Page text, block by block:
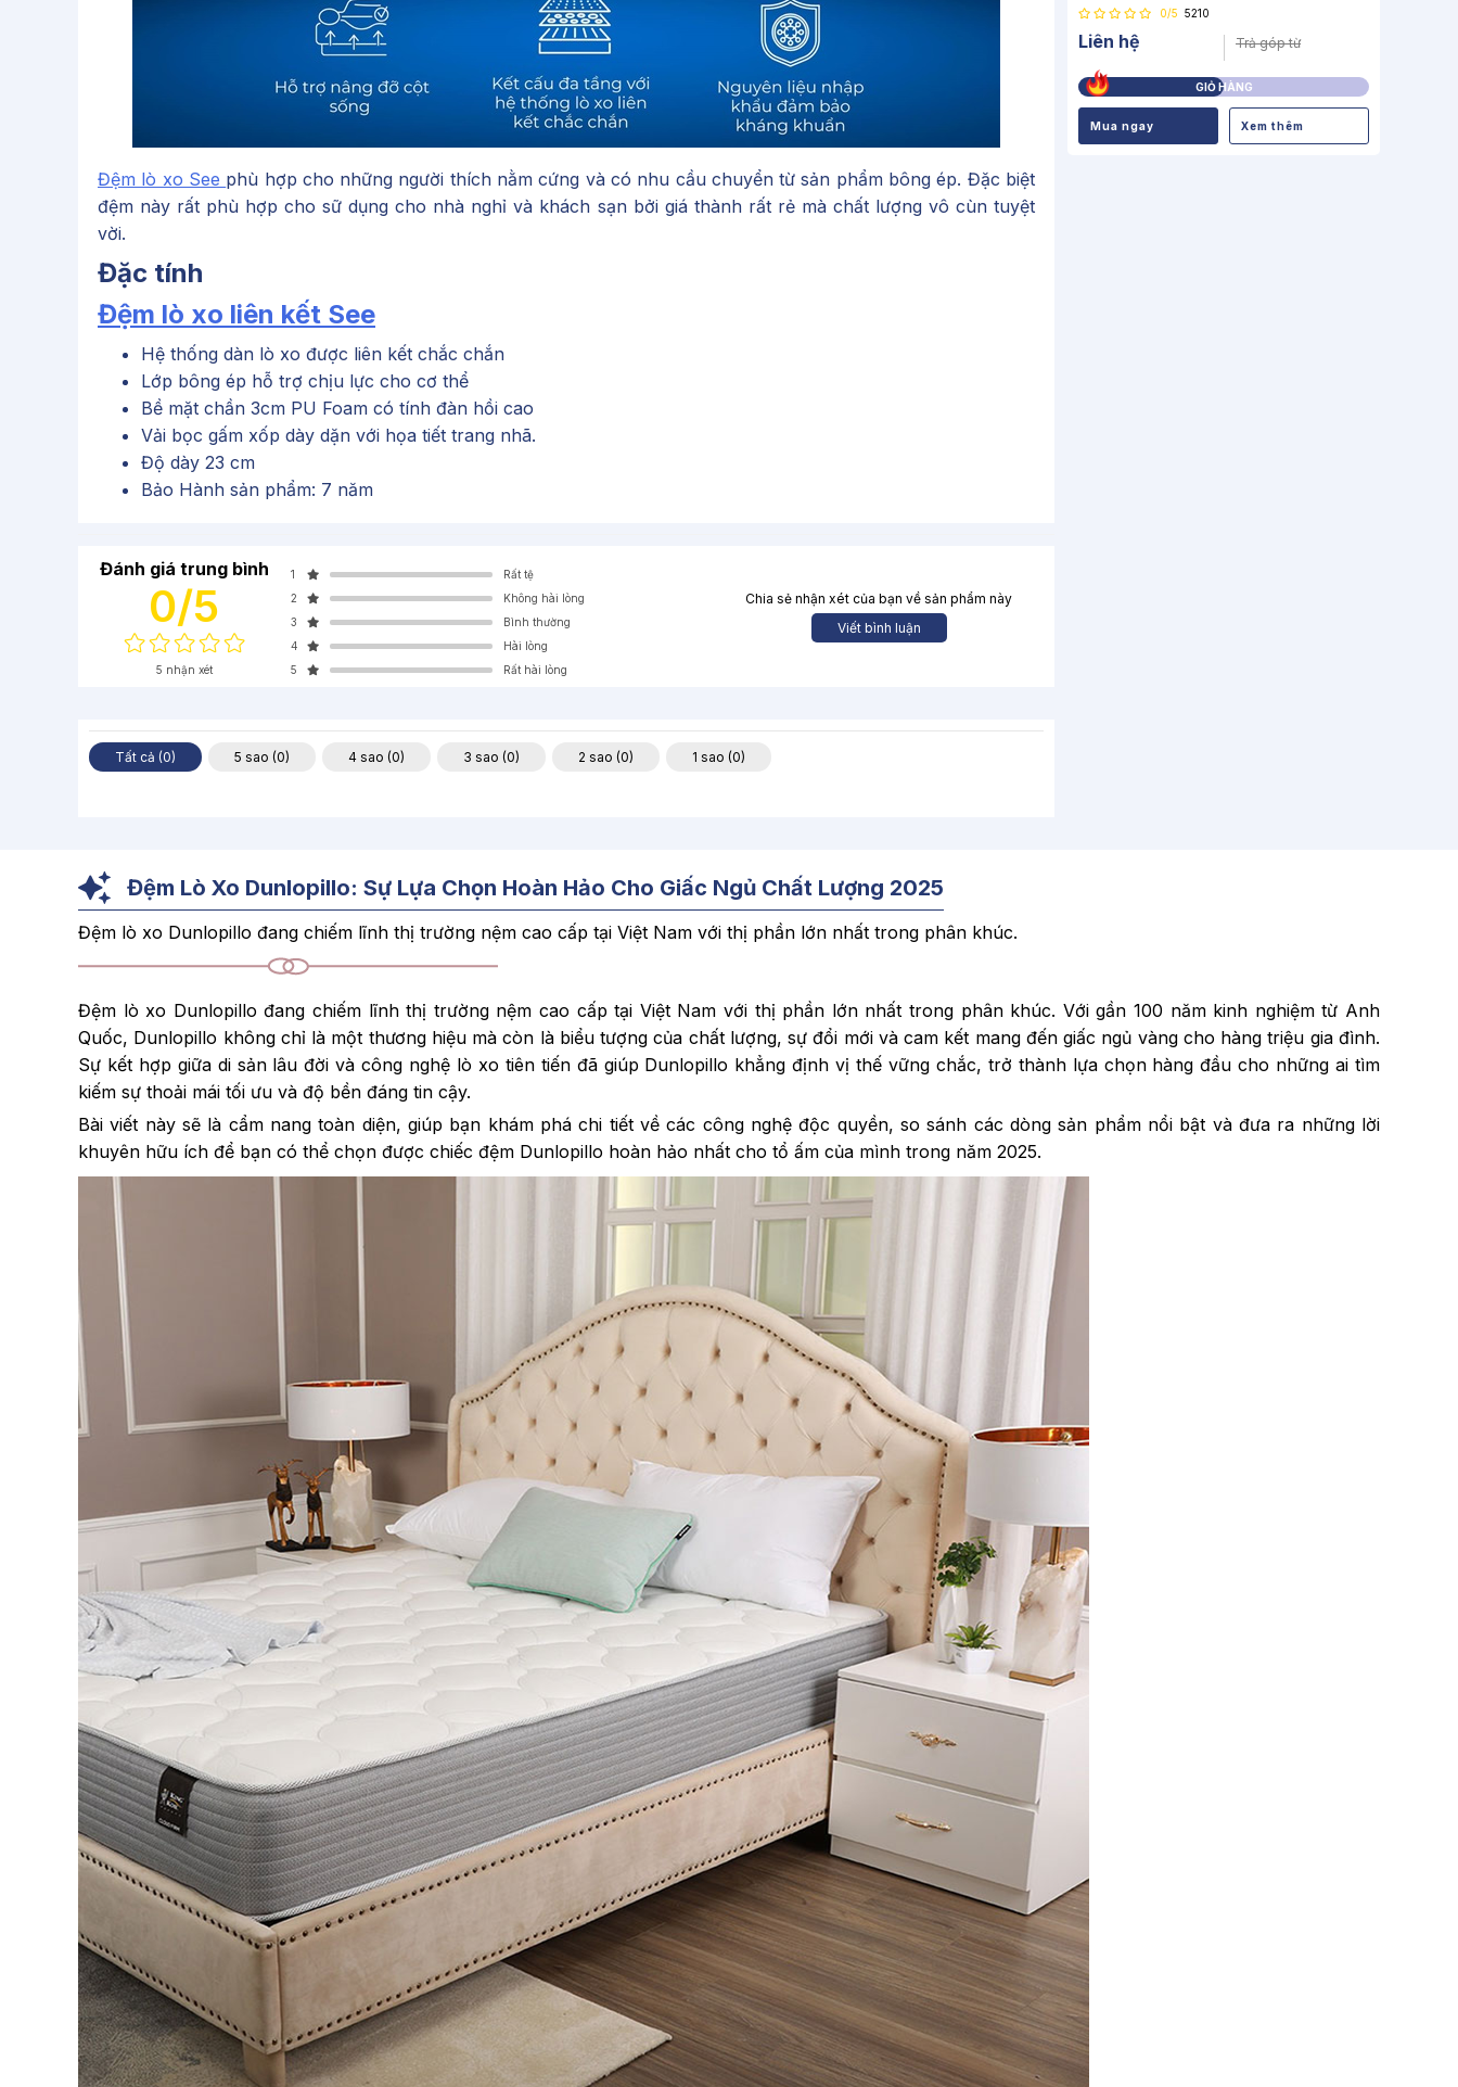
Đệm lò xo See phù hợp cho những người thích nằm cứng và có nhu cầu chuyển từ sản phẩm bông ép. Đặc biệt
đệm này rất phù hợp cho sữ dụng cho nhà nghỉ và khách sạn bởi giá thành rất rẻ mà chất lượng vô cùn tuyệt
vời.
Đặc tính
Đệm lò xo liên kết See
Hệ thống dàn lò xo được liên kết chắc chắn
Lớp bông ép hỗ trợ chịu lực cho cơ thể
Bề mặt chần 3cm PU Foam có tính đàn hồi cao
Vải bọc gấm xốp dày dặn với họa tiết trang nhã.
Độ dày 23 cm
Bảo Hành sản phẩm: 7 năm
Đánh giá trung bình
0/5
5 nhận xét
1
Rất tệ
2
Không hài lòng
3
Bình thường
4
Hài lòng
5
Rất hài lòng
Chia sẻ nhận xét của bạn về sản phẩm này
Viết bình luận
Tất cả (0) 5 sao (0) 4 sao (0) 3 sao (0) 2 sao (0) 1 sao (0)
0/5 5210
Liên hệ Trả góp từ
GIỎ HÀNG
Mua ngay Xem thêm
Đệm Lò Xo Dunlopillo: Sự Lựa Chọn Hoàn Hảo Cho Giấc Ngủ Chất Lượng 2025
Đệm lò xo Dunlopillo đang chiếm lĩnh thị trường nệm cao cấp tại Việt Nam với thị phần lớn nhất trong phân khúc.
Đệm lò xo Dunlopillo đang chiếm lĩnh thị trường nệm cao cấp tại Việt Nam với thị phần lớn nhất trong phân khúc. Với gần 100 năm kinh nghiệm từ Anh
Quốc, Dunlopillo không chỉ là một thương hiệu mà còn là biểu tượng của chất lượng, sự đổi mới và cam kết mang đến giấc ngủ vàng cho hàng triệu gia đình.
Sự kết hợp giữa di sản lâu đời và công nghệ lò xo tiên tiến đã giúp Dunlopillo khẳng định vị thế vững chắc, trở thành lựa chọn hàng đầu cho những ai tìm
kiếm sự thoải mái tối ưu và độ bền đáng tin cậy.
Bài viết này sẽ là cẩm nang toàn diện, giúp bạn khám phá chi tiết về các công nghệ độc quyền, so sánh các dòng sản phẩm nổi bật và đưa ra những lời
khuyên hữu ích để bạn có thể chọn được chiếc đệm Dunlopillo hoàn hảo nhất cho tổ ấm của mình trong năm 2025.